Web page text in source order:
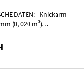
- Knickarm -
(0, 020 m³)